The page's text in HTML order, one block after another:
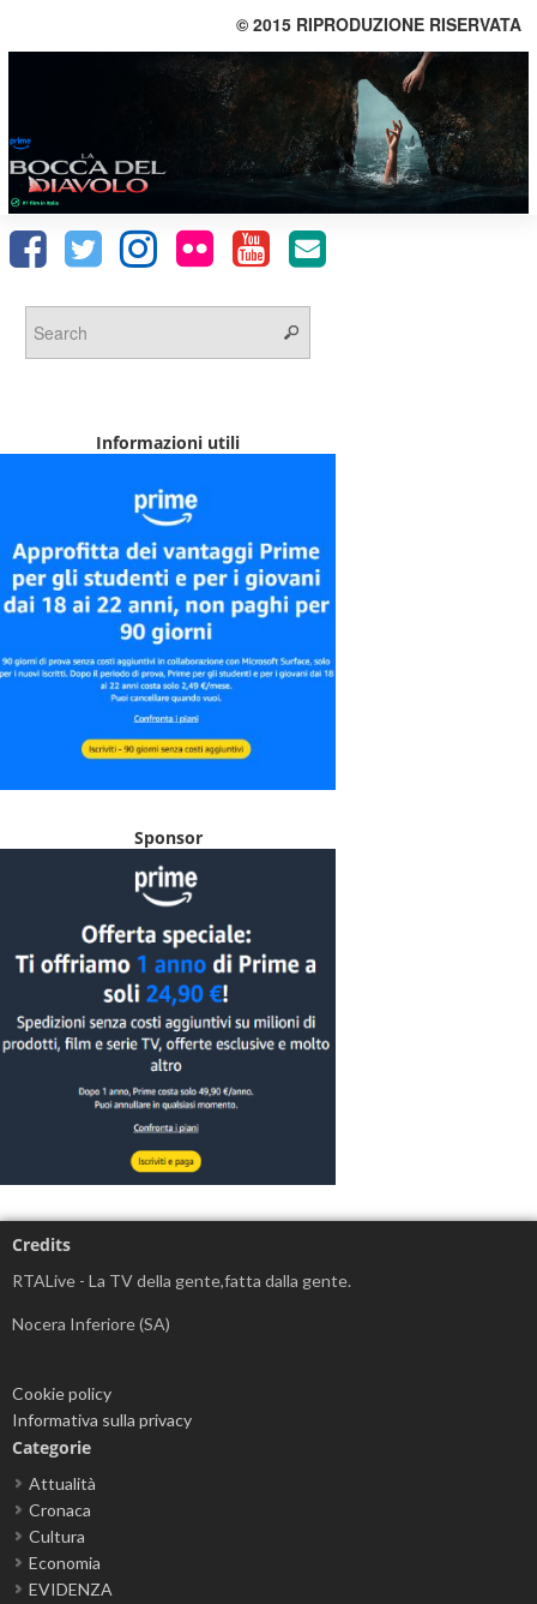
© 2015 RIPRODUZIONE RISERVATA
Informazioni utili
Sponsor
Credits
RTALive - La TV della gente,fatta dalla gente.
Nocera Inferiore (SA)
Cookie policy
Informativa sulla privacy
Categorie
Attualità
Cronaca
Cultura
Economia
EVIDENZA